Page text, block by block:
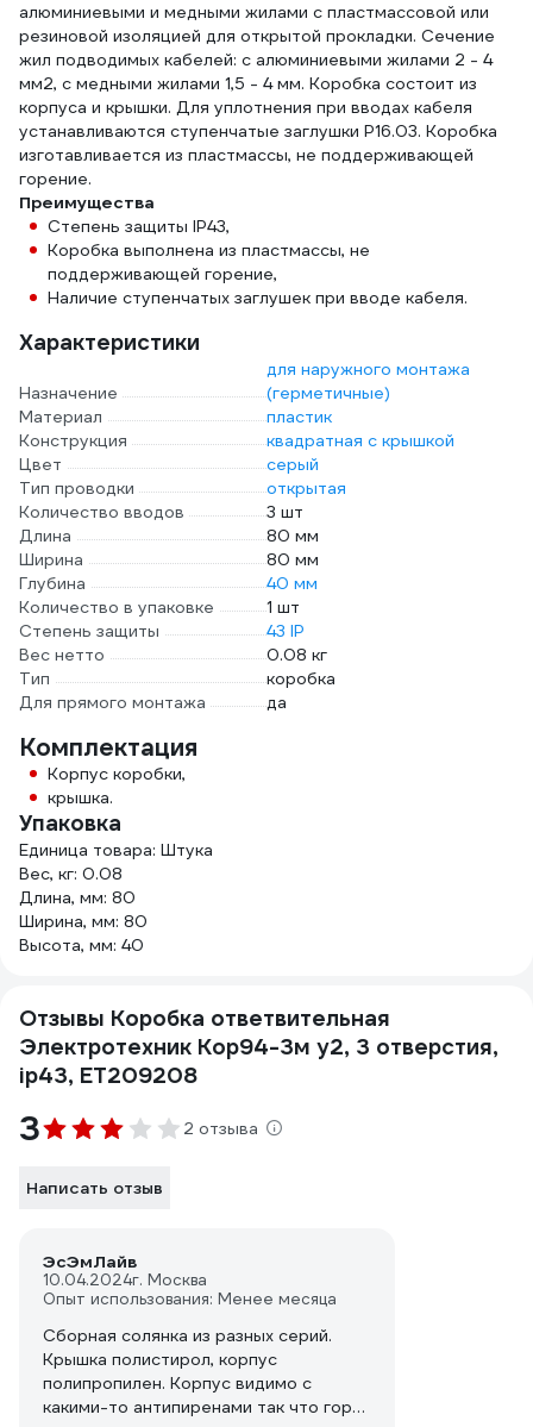
алюминиевыми и медными жилами с пластмассовой или
резиновой изоляцией для открытой прокладки. Сечение
жил подводимых кабелей: с алюминиевыми жилами 2 - 4
мм2, с медными жилами 1,5 - 4 мм. Коробка состоит из
корпуса и крышки. Для уплотнения при вводах кабеля
устанавливаются ступенчатые заглушки Р16.03. Коробка
изготавливается из пластмассы, не поддерживающей
горение.
Преимущества
Степень защиты IP43,
Коробка выполнена из пластмассы, не
поддерживающей горение,
Наличие ступенчатых заглушек при вводе кабеля.
Характеристики
Назначение
для наружного монтажа
(герметичные)
Материал
пластик
Конструкция
квадратная с крышкой
Цвет
серый
Тип проводки
открытая
Количество вводов
3 шт
Длина
80 мм
Ширина
80 мм
Глубина
40 мм
Количество в упаковке
1 шт
Степень защиты
43 IP
Вес нетто
0.08 кг
Тип
коробка
Для прямого монтажа
да
Комплектация
Корпус коробки,
крышка.
Упаковка
Единица товара: Штука
Вес, кг: 0.08
Длина, мм: 80
Ширина, мм: 80
Высота, мм: 40
Отзывы Коробка ответвительная
Электротехник Кор94-3м у2, 3 отверстия,
ip43, ET209208
3 2 отзыва
Написать отзыв
ЭсЭмЛайв
10.04.2024г. Москва
Опыт использования: Менее месяца
Сборная солянка из разных серий.
Крышка полистирол, корпус
полипропилен. Корпус видимо с
какими-то антипиренами так что горит